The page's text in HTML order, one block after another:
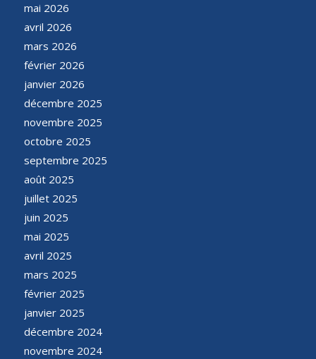
mai 2026
avril 2026
mars 2026
février 2026
janvier 2026
décembre 2025
novembre 2025
octobre 2025
septembre 2025
août 2025
juillet 2025
juin 2025
mai 2025
avril 2025
mars 2025
février 2025
janvier 2025
décembre 2024
novembre 2024